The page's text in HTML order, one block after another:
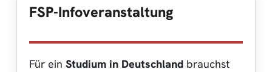
FSP-Infoveranstaltung
Für ein Studium in Deutschland brauchst